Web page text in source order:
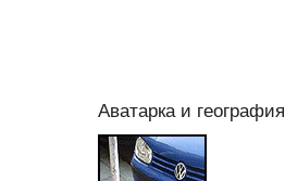
Аватарка и география